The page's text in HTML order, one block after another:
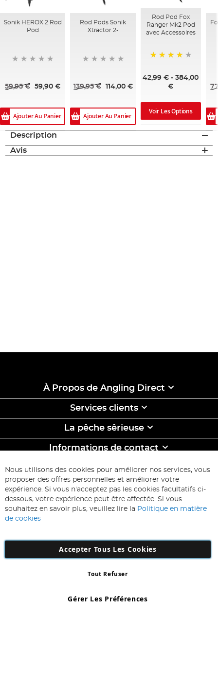
Sonik HEROX 2 Rod
Pod
59,95 € 59,90 €
Ajouter Au Panier
Rod Pods Sonik
Xtractor 2-
139,95 € 114,00 €
Ajouter Au Panier
Rod Pod Fox
Ranger Mk2 Pod
avec Accessoires
42,99 € -384,00
€
Voir Les Options
Description
Avis
À Propos de Angling Direct
Services clients
La pêche sêrieuse
Informations de contact
ABONNEZ-VOUS & ECONOMISEZ
Inscription
à
d’information
:
Inscription
Number: 863029607
Nous utilisons des cookies pour améliorer nos services, vous
proposer des offres personnelles et améliorer votre
expérience. Si vous n'acceptez pas les cookies facultatifs ci-
dessous, votre expérience peut être affectée. Si vous
souhaitez en savoir plus, veuillez lire la Politique en matière
de cookies
Accepter Tous Les Cookies
Gérer Les Préférences
Tout Refuser